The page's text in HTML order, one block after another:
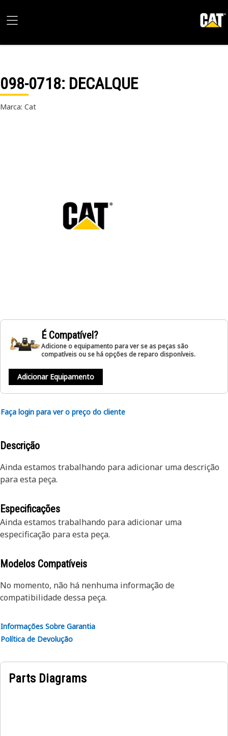
098-0718: DECALQUE
Marca: Cat
É Compatível?
Adicione o equipamento para ver se as peças são
compatíveis ou se há opções de reparo disponíveis.
Adicionar Equipamento
Faça login para ver o preço do cliente
Descrição
Ainda estamos trabalhando para adicionar uma descrição
para esta peça.
Especificações
Ainda estamos trabalhando para adicionar uma
especificação para esta peça.
Modelos Compatíveis
No momento, não há nenhuma informação de
compatibilidade dessa peça.
Informações Sobre Garantia
Política de Devolução
Parts Diagrams